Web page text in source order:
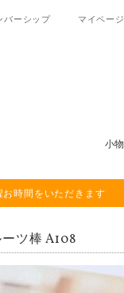
バーシップ マイページ
小物
時間をいただきます
ツ棒 A108